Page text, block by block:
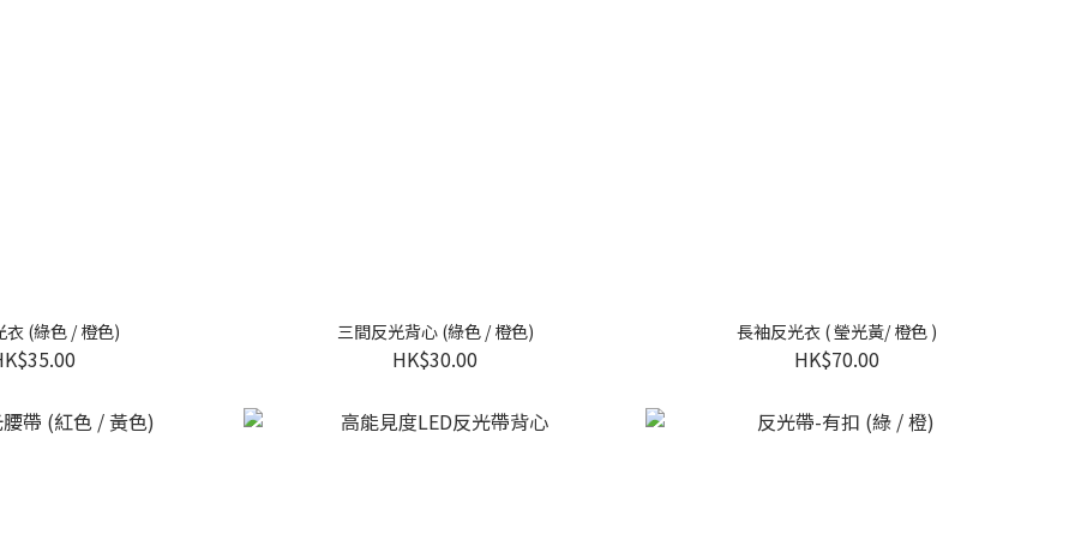
衣 (綠色 / 橙色) 三間反光背心 (綠色 / 橙色)
HK$30.00
長袖反光衣 ( 瑩光黃/ 橙色 )
HK$70.00